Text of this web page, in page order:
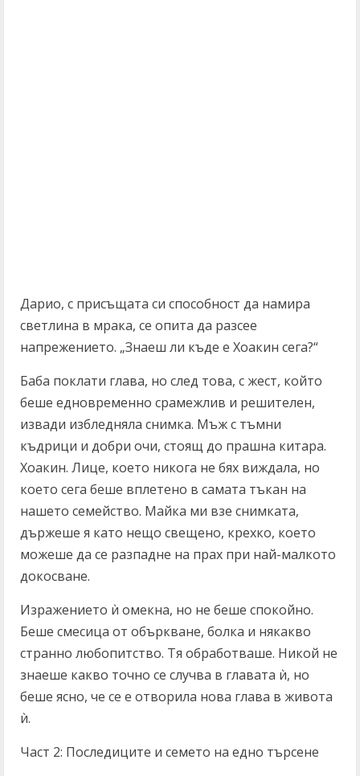
Дарио, с присъщата си способност да намира
светлина в мрака, се опита да разсее
напрежението. „Знаеш ли къде е Хоакин сега?“
Баба поклати глава, но след това, с жест, който
беше едновременно срамежлив и решителен,
извади избледняла снимка. Мъж с тъмни
къдрици и добри очи, стоящ до прашна китара.
Хоакин. Лице, което никога не бях виждала, но
което сега беше вплетено в самата тъкан на
нашето семейство. Майка ми взе снимката,
държеше я като нещо свещено, крехко, което
можеше да се разпадне на прах при най-малкото
докосване.
Изражението ѝ омекна, но не беше спокойно.
Беше смесица от объркване, болка и някакво
странно любопитство. Тя обработваше. Никой не
знаеше какво точно се случва в главата ѝ, но
беше ясно, че се е отворила нова глава в живота
ѝ.
Част 2: Последиците и семето на едно търсене